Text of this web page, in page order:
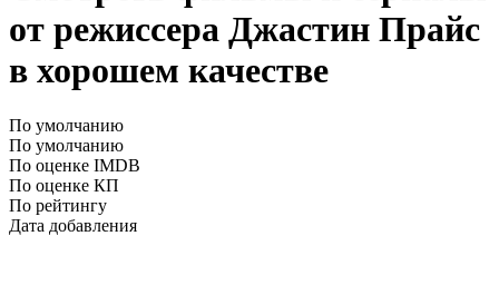
от режиссера Джастин Прайс
в хорошем качестве
По умолчанию
По умолчанию
По оценке IMDB
По оценке КП
По рейтингу
Дата добавления